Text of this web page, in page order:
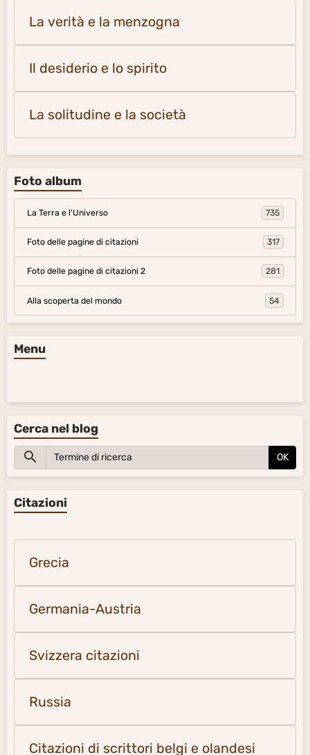
La verità e la menzogna
Il desiderio e lo spirito
La solitudine e la società
Foto album
La Terra e l'Universo 735
Foto delle pagine di citazioni 317
Foto delle pagine di citazioni 2 281
Alla scoperta del mondo 54
Menu
Cerca nel blog
OK
Citazioni
Grecia
Germania-Austria
Svizzera citazioni
Russia
Citazioni di scrittori belgi e olandesi